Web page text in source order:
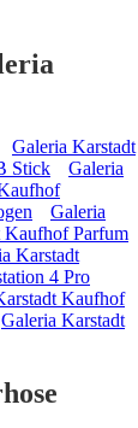
Galeria Karstadt
Stick
Galeria
Galeria
Kaufhof Parfum
Karstadt
4 Pro
Kaufhof
Galeria Karstadt